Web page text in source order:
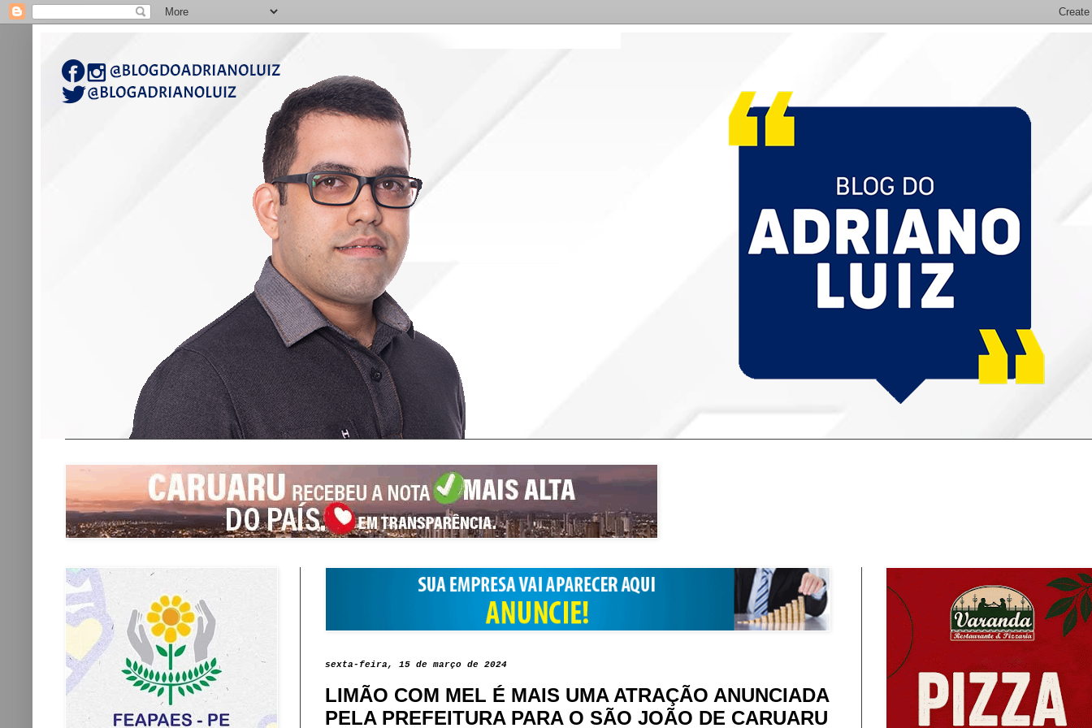
sexta-feira, 15 de março de 2024
LIMÃO COM MEL É MAIS UMA ATRAÇÃO ANUNCIADA
PELA PREFEITURA PARA O SÃO JOÃO DE CARUARU